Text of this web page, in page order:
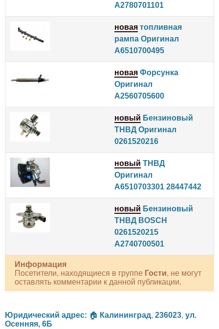
A2780701101
новая топливная
рампа Оригинал
A6510700495
новая Форсунка
Оригинал
A2560705600
новый Бензиновый
ТНВД Оригинал
0261520216
новый ТНВД
Оригинал
A6510703301 28447442
новый Бензиновый
ТНВД BOSCH
0261520215
A2740700501
Информация
Посетители, находящиеся в группе Гости, не могут
оставлять комментарии к данной публикации.
Юридический адрес: 🏠 Калининград, 236023, ул.
Осенняя, 6Б